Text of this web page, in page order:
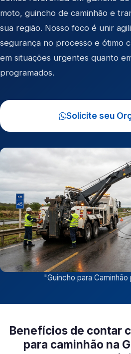
moto, guincho de caminhão e
sua região. Nosso foco é unir
segurança no processo e ótimo
em situações urgentes quanto
programados.
Solicite seu
"Guincho para
Benefícios de contar
para caminhão na